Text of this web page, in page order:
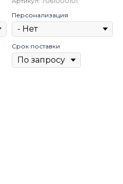
Персонализация
Срок поставки